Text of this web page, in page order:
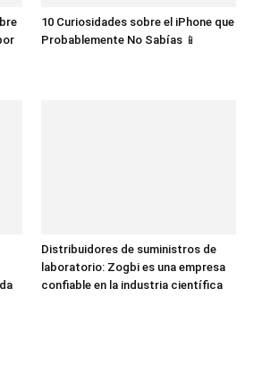
10 Curiosidades sobre el iPhone que
Probablemente No Sabías 📱
Distribuidores de suministros de
laboratorio: Zogbi es una empresa
confiable en la industria científica